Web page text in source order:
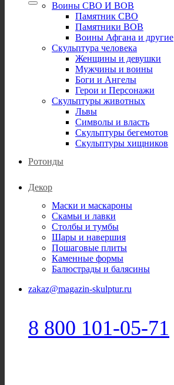
Воины СВО И ВОВ
Памятник СВО
Памятники ВОВ
Воины Афгана и другие
Скульптура человека
Женщины и девушки
Мужчины и воины
Боги и Ангелы
Герои и Персонажи
Скульптуры животных
Львы
Символы и власть
Скульптуры бегемотов
Скульптуры хищников
Ротонды
Декор
Маски и маскароны
Скамьи и лавки
Столбы и тумбы
Шары и навершия
Пошаговые плиты
Каменные формы
Балюстрады и балясины
zakaz@magazin-skulptur.ru
8 800 101-05-71